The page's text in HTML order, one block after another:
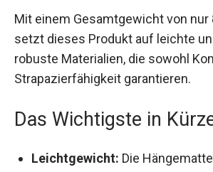
Mit einem Gesamtgewicht von nur
setzt dieses Produkt auf leichte
robuste Materialien, die sowohl
Strapazierfähigkeit garantieren.
Das Wichtigste in
Leichtgewicht: Die